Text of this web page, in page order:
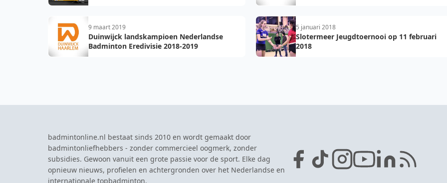
9 maart 2019
Duinwijck landskampioen Nederlandse
Badminton Eredivisie 2018-2019
5 januari 2018
Slotermeer Jeugdtoernooi op 11 februari
2018
badmintonline.nl bestaat sinds 2010 en wordt gemaakt door
badmintonliefhebbers - zonder commercieel oogmerk, zonder
subsidies. Gewoon vanuit een grote passie voor de sport. Elke dag
opnieuw nieuws, profielen en achtergronden over het Nederlandse en
internationale topbadminton.